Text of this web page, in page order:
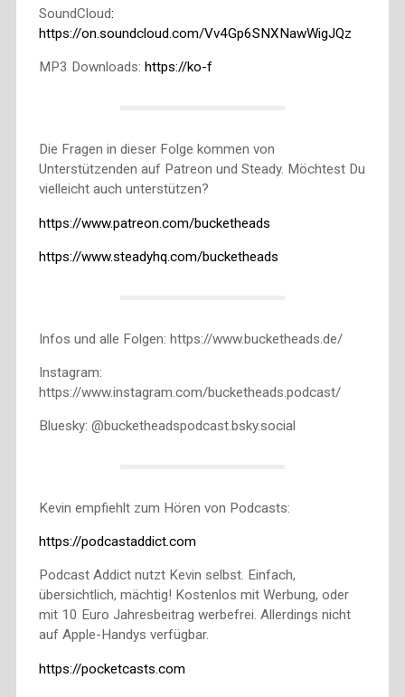
SoundCloud:
https://on.soundcloud.com/Vv4Gp6SNXNawWigJQz
MP3 Downloads: https://ko-f
Die Fragen in dieser Folge kommen von
Unterstützenden auf Patreon und Steady. Möchtest Du
vielleicht auch unterstützen?
https://www.patreon.com/bucketheads
https://www.steadyhq.com/bucketheads
Infos und alle Folgen: https://www.bucketheads.de/
Instagram:
https://www.instagram.com/bucketheads.podcast/
Bluesky: @bucketheadspodcast.bsky.social
Kevin empfiehlt zum Hören von Podcasts:
https://podcastaddict.com
Podcast Addict nutzt Kevin selbst. Einfach,
übersichtlich, mächtig! Kostenlos mit Werbung, oder
mit 10 Euro Jahresbeitrag werbefrei. Allerdings nicht
auf Apple-Handys verfügbar.
https://pocketcasts.com